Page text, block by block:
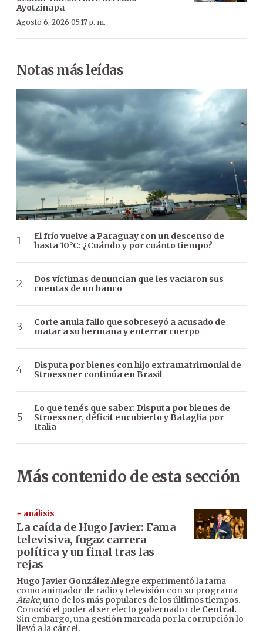
Ayotzinapa
Agosto 6, 2026 05:17 p. m.
Notas más leídas
El frío vuelve a Paraguay con un descenso de
hasta 10°C: ¿Cuándo y por cuánto tiempo?
Dos víctimas denuncian que les vaciaron sus
cuentas de un banco
Corte anula fallo que sobreseyó a acusado de
matar a su hermana y enterrar cuerpo
Disputa por bienes con hijo extramatrimonial de
Stroessner continúa en Brasil
Lo que tenés que saber: Disputa por bienes de
Stroessner, déficit encubierto y Bataglia por
Italia
Más contenido de esta sección
+ análisis
La caída de Hugo Javier: Fama
televisiva, fugaz carrera
política y un final tras las
rejas
Hugo Javier González Alegre experimentó la fama
como animador de radio y televisión con su programa
Atake, uno de los más populares de los últimos tiempos.
Conoció el poder al ser electo gobernador de Central.
Sin embargo, una gestión marcada por la corrupción lo
llevó a la cárcel.